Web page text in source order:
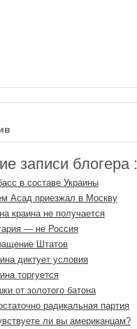
записи блогера :
в составе Украины
Асад приезжал в Москву
краина не получается
— не Россия
Штатов
диктует условия
торгуется
от золотого батона
радикальная партия
ли вы американцам?